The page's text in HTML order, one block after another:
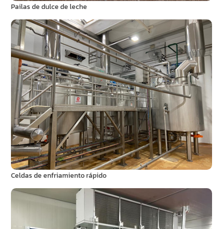
Pailas de dulce de leche
Celdas de enfriamiento rápido